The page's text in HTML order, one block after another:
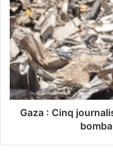
:
Cinq
journalistes
d'Al
Jazeera
tués
dans
un
bombardement
Gaza : Cinq